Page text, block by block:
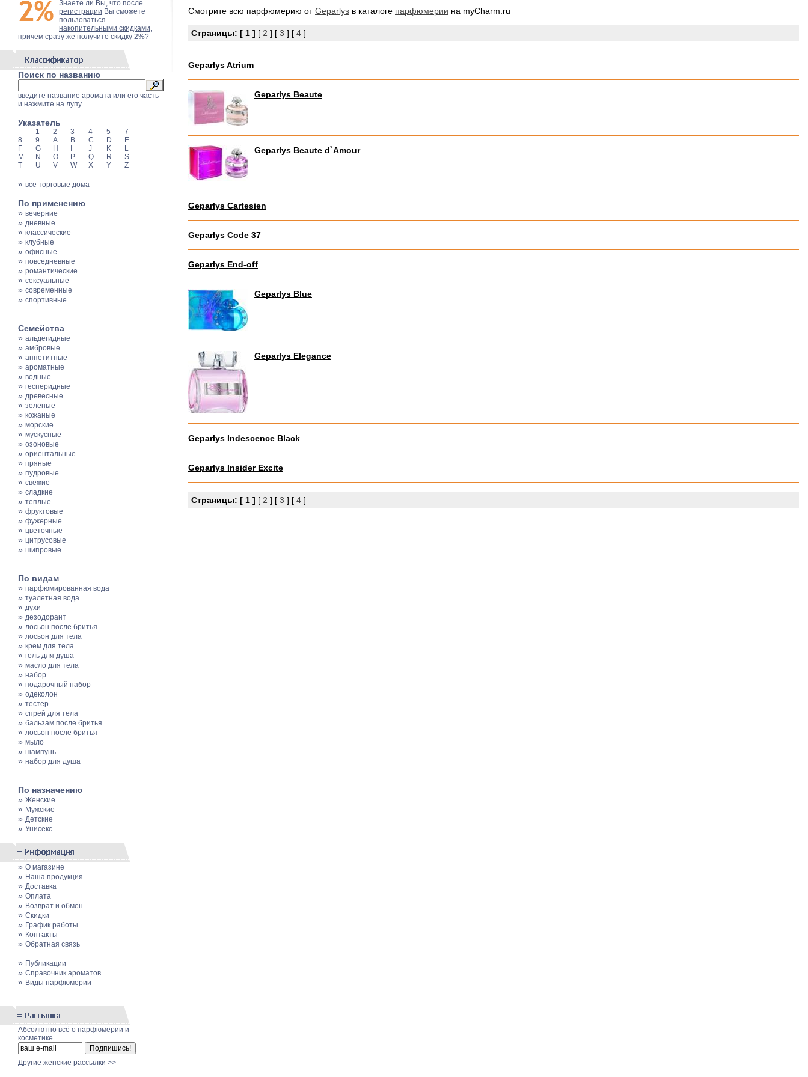
Знаете ли Вы, что после
регистрации Вы сможете
пользоваться
накопительными скидками,
причем сразу же получите скидку 2%?
Поиск по названию
введите название аромата или его часть
и нажмите на лупу
Указатель
1 2 3 4 5
7
8
9 A B C D
E
F
G H J K
L
M
N O P Q R
S
T
U V W X Y Z
» все торговые дома
По применению
» вечерние
» дневные
» классические
» клубные
» офисные
» повседневные
» романтические
» сексуальные
» современные
» спортивные
Семейства
» альдегидные
» амбровые
» аппетитные
» ароматные
» водные
» гесперидные
» древесные
» зеленые
» кожаные
» морские
» мускусные
» озоновые
» ориентальные
» пряные
» пудровые
» свежие
» сладкие
» теплые
» фруктовые
» фужерные
» цветочные
» цитрусовые
» шипровые
По видам
» парфюмированная вода
» туалетная вода
» духи
» дезодорант
» лосьон после бритья
» лосьон для тела
» крем для тела
» гель для душа
» масло для тела
» набор
» подарочный набор
» одеколон
» тестер
» спрей для тела
» бальзам после бритья
» лосьон после бритья
» мыло
» шампунь
» набор для душа
По назначению
» Женские
» Мужские
» Детские
» Унисекс
» О магазине
» Наша продукция
» Доставка
» Оплата
» Возврат и обмен
» Скидки
» График работы
» Контакты
» Обратная связь
» Публикации
» Cправочник ароматов
» Виды парфюмерии
Абсолютно всё о парфюмерии и
косметике
Другие женские рассылки >>
Смотрите всю парфюмерию отGeparlys в каталоге парфюмерии на myCharm.ru
Страницы: [ 1 ] [ 2 ] [ 3 ] [ 4 ]
Geparlys Atrium
Geparlys Beaute
Geparlys Beaute d`Amour
Geparlys Cartesien
Geparlys Code 37
Geparlys End-off
Geparlys Blue
Geparlys Elegance
Geparlys Indescence Black
Geparlys Insider Excite
Страницы: [ 1 ] [ 2 ] [ 3 ] [ 4 ]